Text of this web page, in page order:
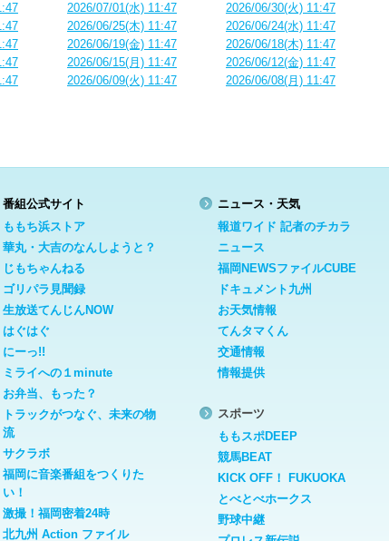
2026/07/01(水) 11:47
2026/06/30(火) 11:47
2026/06/25(木) 11:47
2026/06/24(水) 11:47
2026/06/19(金) 11:47
2026/06/18(木) 11:47
2026/06/15(月) 11:47
2026/06/12(金) 11:47
2026/06/09(火) 11:47 2026/06/08(月) 11:47
番組公式サイト
ももち浜ストア
華丸・大吉のなんしようと？
じもちゃんねる
ゴリパラ見聞録
生放送てんじんNOW
はぐはぐ
にーっ!!
ミライへの１minute
お弁当、もった？
トラックがつなぐ、未来の物
流
サクラボ
福岡に音楽番組をつくりた
い！
激撮！福岡密着24時
北九州 Action ファイル
ニュース・天気
報道ワイド 記者のチカラ
ニュース
福岡NEWSファイルCUBE
ドキュメント九州
お天気情報
てんタマくん
交通情報
情報提供
スポーツ
ももスポDEEP
競馬BEAT
KICK OFF！ FUKUOKA
とべとべホークス
野球中継